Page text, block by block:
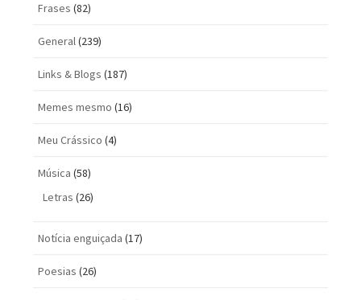
Frases (82)
General(239)
Links & Blogs (187)
Memes mesmo (16)
Meu Crássico (4)
Música (58)
Letras (26)
Notícia enguiçada (17)
Poesias (26)